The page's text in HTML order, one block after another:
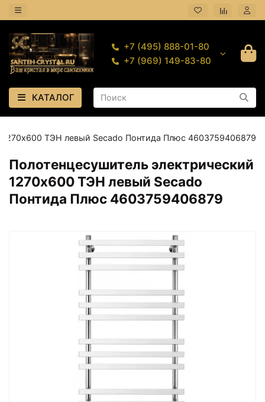
+7 (495) 888-01-80
+7 (969) 149-83-80
КАТАЛОГ
1270х600 ТЭН левый Secado Понтида Плюс 4603759406879
Полотенцесушитель электрический
1270х600 ТЭН левый Secado
Понтида Плюс 4603759406879